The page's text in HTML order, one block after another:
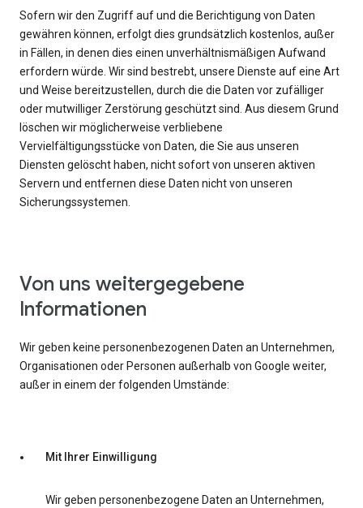
Sofern wir den Zugriff auf und die Berichtigung von Daten
gewähren können, erfolgt dies grundsätzlich kostenlos, außer
in Fällen, in denen dies einen unverhältnismäßigen Aufwand
erfordern würde. Wir sind bestrebt, unsere Dienste auf eine Art
und Weise bereitzustellen, durch die die Daten vor zufälliger
oder mutwilliger Zerstörung geschützt sind. Aus diesem Grund
löschen wir möglicherweise verbliebene
Vervielfältigungsstücke von Daten, die Sie aus unseren
Diensten gelöscht haben, nicht sofort von unseren aktiven
Servern und entfernen diese Daten nicht von unseren
Sicherungssystemen.
Von uns weitergegebene
Informationen
Wir geben keine personenbezogenen Daten an Unternehmen,
Organisationen oder Personen außerhalb von Google weiter,
außer in einem der folgenden Umstände:
Mit Ihrer Einwilligung
Wir geben personenbezogene Daten an Unternehmen,